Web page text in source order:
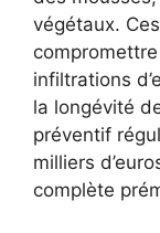
végétaux.
infiltrations
la longévité
préventif
milliers
complète